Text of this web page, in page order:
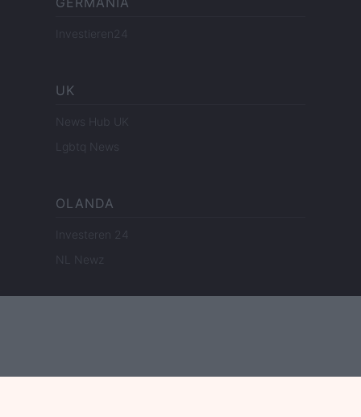
Investieren24
UK
News Hub UK
Lgbtq News
OLANDA
Investeren 24
NL Newz